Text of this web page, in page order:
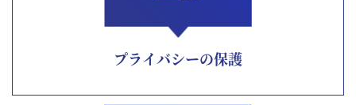
プライバシーの保護